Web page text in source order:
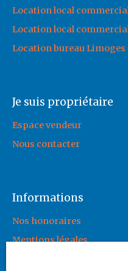
Location local
Location local
Location bureau Limoges
Je suis propriétaire
Espace vendeur
Nous contacter
Informations
Nos honoraires
Mentions légales